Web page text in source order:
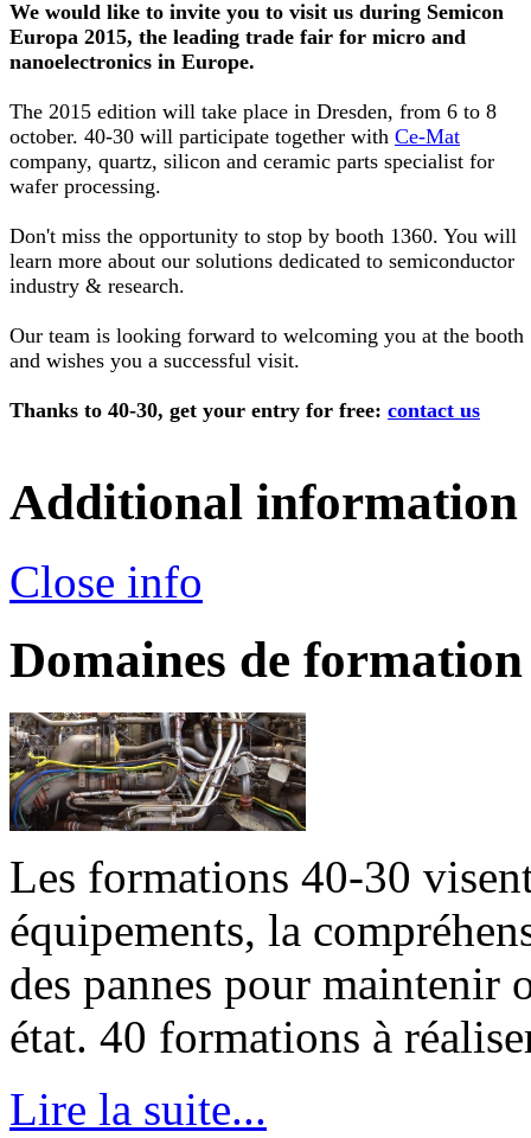
We would like to invite you to visit us during Semicon
Europa 2015, the leading trade fair for micro and
nanoelectronics in Europe.
The 2015 edition will take place in Dresden, from 6 to 8
october. 40-30 will participate together with Ce-Mat
company, quartz, silicon and ceramic parts specialist for
wafer processing.
Don't miss the opportunity to stop by booth 1360. You will
learn more about our solutions dedicated to semiconductor
industry & research.
Our team is looking forward to welcoming you at the booth
and wishes you a successful visit.
Thanks to 40-30, get your entry for free: contact us
Additional information
Close info
Domaines de formation
Les formations 40-30
équipements, la
des pannes pour maintenir
état. 40 formations à
Lire la suite...